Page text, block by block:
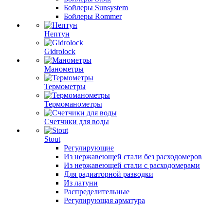
Бойлеры Sunsystem
Бойлеры Rommer
Нептун
Gidrolock
Манометры
Термометры
Термоманометры
Счетчики для воды
Stout
Регулирующие
Из нержавеющей стали без расходомеров
Из нержавеющей стали с расходомерами
Для радиаторной разводки
Из латуни
Распределительные
Регулирующая арматура